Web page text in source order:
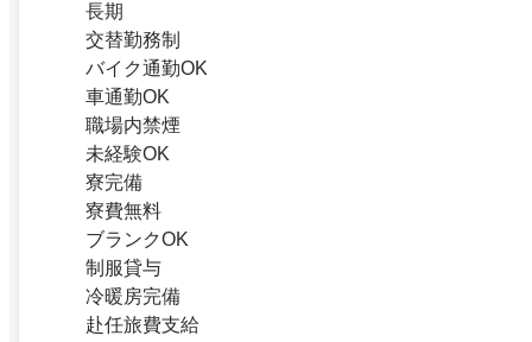
長期
交替勤務制
バイク通勤OK
車通勤OK
職場内禁煙
未経験OK
寮完備
寮費無料
ブランクOK
制服貸与
冷暖房完備
赴任旅費支給